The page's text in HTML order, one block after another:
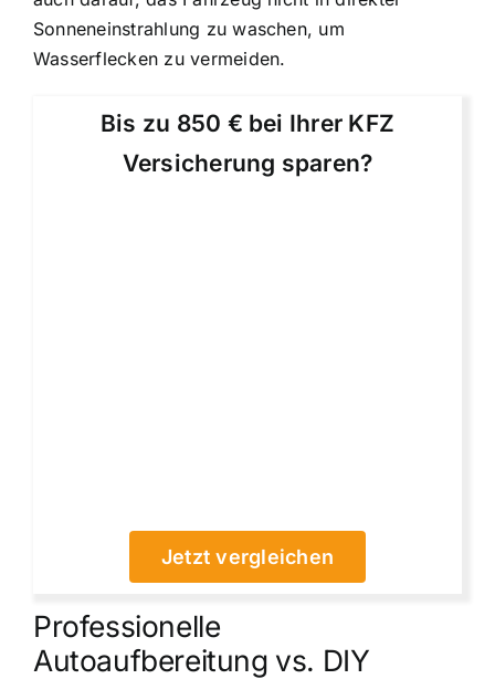
Sonneneinstrahlung zu waschen, um
Wasserflecken zu vermeiden.
Bis zu 850 € bei Ihrer KFZ
Versicherung sparen?
Jetzt vergleichen
Professionelle
Autoaufbereitung vs. DIY